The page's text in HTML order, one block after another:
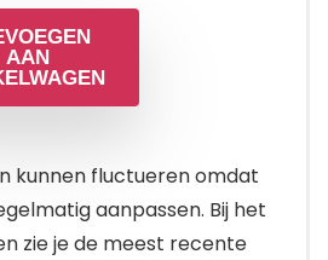
AAN
kunnen fluctueren omdat
aanpassen. Bij het
zie je de meest recente